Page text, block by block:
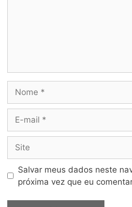
mail
Salvar meus dados neste
próxima vez que eu